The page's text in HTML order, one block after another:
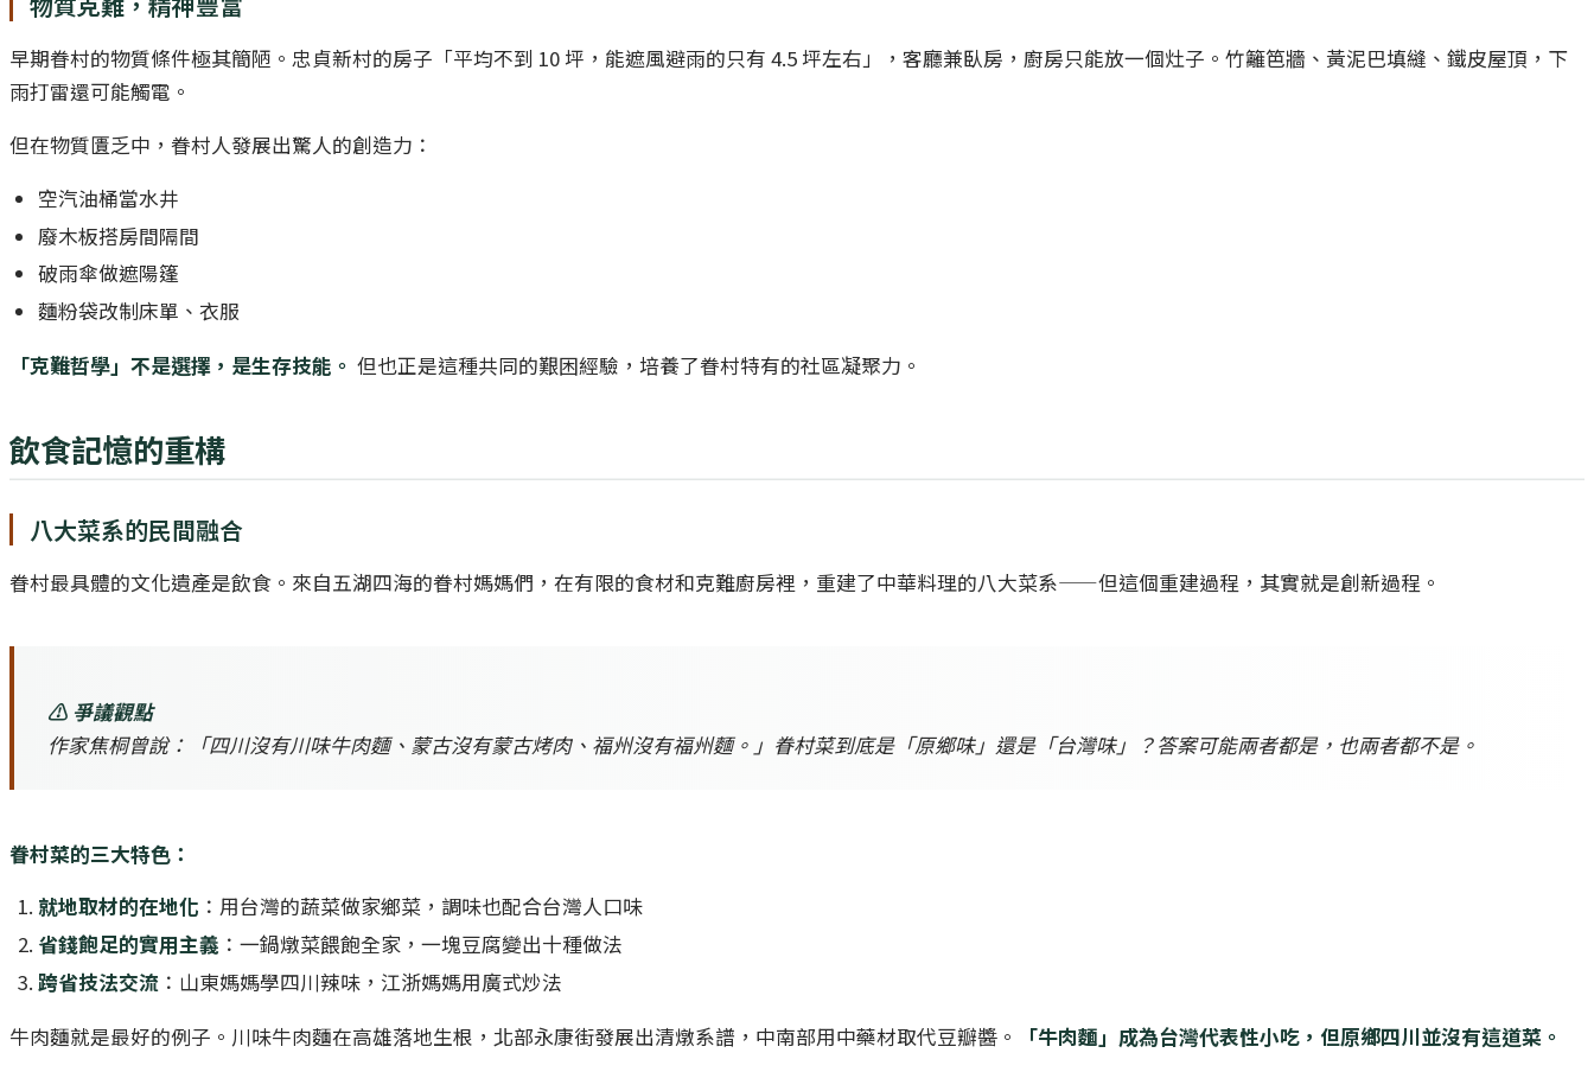
早期眷村的物質條件極其簡陋。忠貞新村的房子「平均不到 10 坪，能遮風避雨的只有 4.5 坪左右」，客廳兼臥房，廚房只能放一個灶子。竹籬笆牆、黃泥巴填縫、鐵皮屋頂，下
雨打雷還可能觸電。
但在物質匱乏中，眷村人發展出驚人的創造力：
空汽油桶當水井
廢木板搭房間隔間
破雨傘做遮陽篷
麵粉袋改制床單、衣服
「克難哲學」不是選擇，是生存技能。 但也正是這種共同的艱困經驗，培養了眷村特有的社區凝聚力。
飲食記憶的重構
八大菜系的民間融合
眷村最具體的文化遺產是飲食。來自五湖四海的眷村媽媽們，在有限的食材和克難廚房裡，重建了中華料理的八大菜系——但這個重建過程，其實就是創新過程。
⚠️ 爭議觀點
作家焦桐曾說：「四川沒有川味牛肉麵、蒙古沒有蒙古烤肉、福州沒有福州麵。」眷村菜到底是「原鄉味」還是「台灣味」？答案可能兩者都是，也兩者都不是。
眷村菜的三大特色：
就地取材的在地化 ：用台灣的蔬菜做家鄉菜，調味也配合台灣人口味
省錢飽足的實用主義 ：一鍋燉菜餵飽全家，一塊豆腐變出十種做法
跨省技法交流 ：山東媽媽學四川辣味，江浙媽媽用廣式炒法
牛肉麵就是最好的例子。川味牛肉麵在高雄落地生根，北部永康街發展出清燉系譜，中南部用中藥材取代豆瓣醬。
「牛肉麵」成為台灣代表性小吃，但原鄉四川並沒有這道菜。